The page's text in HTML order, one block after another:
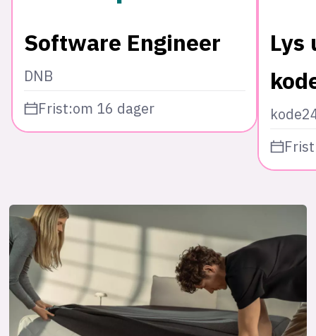
Software Engineer
DNB
Frist:om 16 dager
Lys